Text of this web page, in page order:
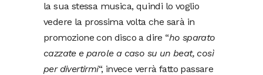
la sua stessa musica, quindi lo voglio
vedere la prossima volta che sarà in
promozione con disco a dire “ho sparato
cazzate e parole a caso su un beat, così
per divertirmi“, invece verrà fatto passare